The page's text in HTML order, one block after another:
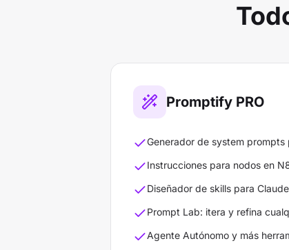
Promptify PRO
Generador de system prompts
Instrucciones para nodos en
Diseñador de skills para
Prompt Lab: itera y refina
Agente Autónomo y más